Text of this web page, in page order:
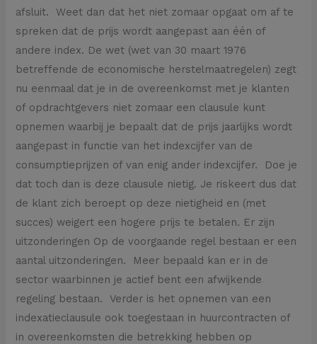
afsluit. Weet dan dat het niet zomaar opgaat om af te
spreken dat de prijs wordt aangepast aan één of
andere index. De wet (wet van 30 maart 1976
betreffende de economische herstelmaatregelen) zegt
nu eenmaal dat je in de overeenkomst met je klanten
of opdrachtgevers niet zomaar een clausule kunt
opnemen waarbij je bepaalt dat de prijs jaarlijks wordt
aangepast in functie van het indexcijfer van de
consumptieprijzen of van enig ander indexcijfer. Doe je
dat toch dan is deze clausule nietig. Je riskeert dus dat
de klant zich beroept op deze nietigheid en (met
succes) weigert een hogere prijs te betalen. Er zijn
uitzonderingen Op de voorgaande regel bestaan er een
aantal uitzonderingen. Meer bepaald kan er in de
sector waarbinnen je actief bent een afwijkende
regeling bestaan. Verder is het opnemen van een
indexatieclausule ook toegestaan in huurcontracten of
in overeenkomsten die betrekking hebben op